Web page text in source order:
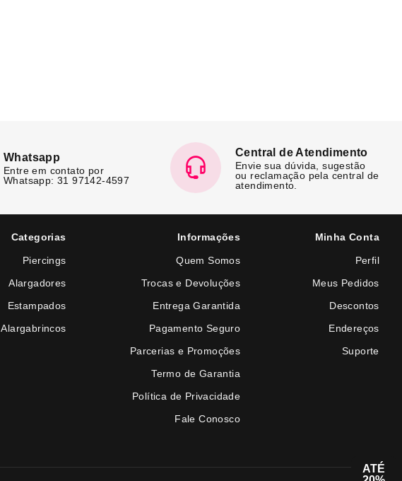
Whatsapp
Entre em contato por
Whatsapp: 31 97142-4597
Central de Atendimento
Envie sua dúvida, sugestão
ou reclamação pela central de
atendimento.
Categorias
Piercings
Alargadores
Estampados
Alargabrincos
Informações
Quem Somos
Trocas e Devoluções
Entrega Garantida
Pagamento Seguro
Parcerias e Promoções
Termo de Garantia
Política de Privacidade
Fale Conosco
Minha Conta
Perfil
Meus Pedidos
Descontos
Endereços
Suporte
ATÉ